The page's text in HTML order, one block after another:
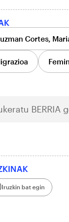
Cortes,
BERRIA
Iruzkin bat egin